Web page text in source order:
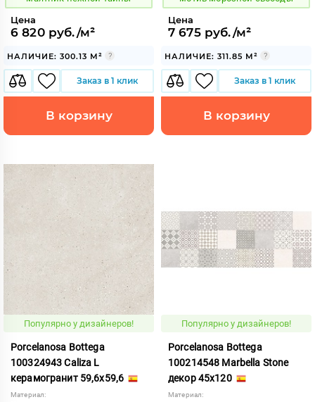
Цена
6 820 руб./м²
НАЛИЧИЕ: 300.13 М²
Заказ в 1 клик
В корзину
Цена
7 675 руб./м²
НАЛИЧИЕ: 311.85 М²
Заказ в 1 клик
В корзину
Популярно у дизайнеров!
Porcelanosa Bottega
100324943 Caliza L
керамогранит 59,6x59,6
Материал:
Популярно у дизайнеров!
Porcelanosa Bottega
100214548 Marbella Stone
декор 45x120
Материал: